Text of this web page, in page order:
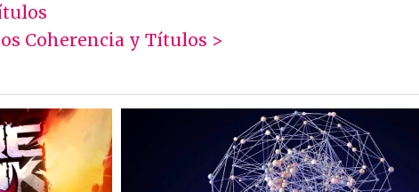
Coherencia y Títulos >